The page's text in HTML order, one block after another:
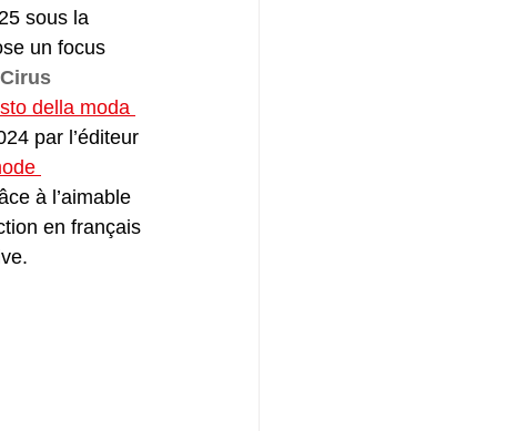
sous la
un focus
Cirus
della moda
par l’éditeur
à l’aimable
en français